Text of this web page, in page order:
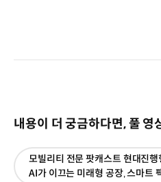
내용이 더 궁금하다면, 풀 영
모빌리티 전문 팟캐스트 현대진
AI가 이끄는 미래형 공장‚ 스마트